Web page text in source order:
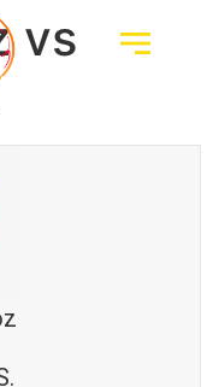
vs